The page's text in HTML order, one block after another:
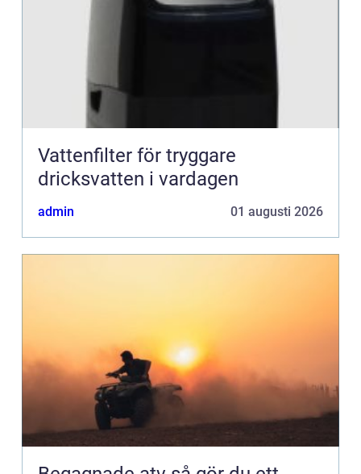
Vattenfilter för tryggare
dricksvatten i vardagen
admin 01 augusti 2026